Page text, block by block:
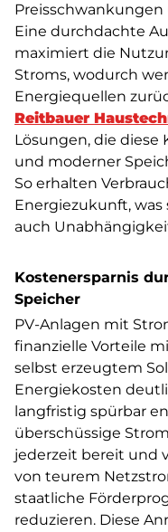
Eine durchdachte
maximiert die
Stroms, wodurch
Energiequellen
Reitbauer
Lösungen, die
und moderner
So erhalten
Energiezukunft,
auch
Kostenersparnis
Speicher
PV-Anlagen mit
finanzielle Vorteile
selbst erzeugtem
Energiekosten
langfristig spürbar
überschüssige
jederzeit bereit und
von teurem
staatliche
reduzieren. Diese